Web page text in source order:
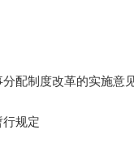
配制度改革的实施意
规定